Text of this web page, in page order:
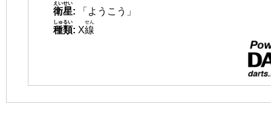
衛星
えいせい
:
「ようこう」
種類
しゅるい
: X線
せん